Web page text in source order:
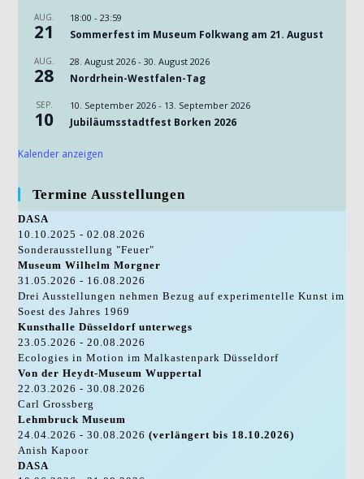
AUG.
21
18:00 -23:59
Sommerfest im Museum Folkwang am 21. August
AUG.
28
28. August 2026 -30. August 2026
Nordrhein-Westfalen-Tag
SEP.
10
10. September 2026 - 13. September 2026
Jubiläumsstadtfest Borken 2026
Kalender anzeigen
Termine Ausstellungen
DASA
10.10.2025 - 02.08.2026
Sonderausstellung "Feuer"
Museum Wilhelm Morgner
31.05.2026 - 16.08.2026
Drei Ausstellungen nehmen Bezug auf experimentelle Kunst im
Soest des Jahres 1969
Kunsthalle Düsseldorf unterwegs
23.05.2026 - 20.08.2026
Ecologies in Motion im Malkastenpark Düsseldorf
Von der Heydt-Museum Wuppertal
22.03.2026 - 30.08.2026
Carl Grossberg
Lehmbruck Museum
24.04.2026 - 30.08.2026(verlängert bis 18.10.2026)
Anish Kapoor
DASA